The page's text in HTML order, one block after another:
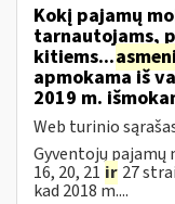
Kokį pajamų
tarnautojams,
kitiems...
apmokama iš
2019 m.
Web turinio
Gyventojų pajamų
16, 20, 21 ir 27
kad 2018 m....